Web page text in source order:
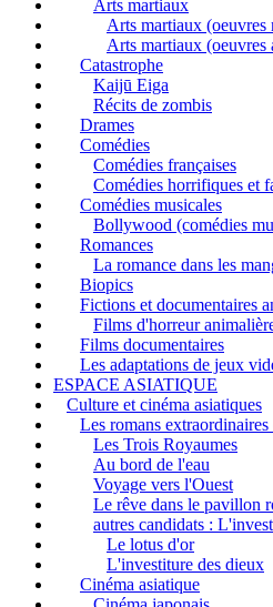
Arts martiaux
Arts martiaux (oeuvres
Arts martiaux (oeuvres
Catastrophe
Kaijū Eiga
Récits de zombis
Drames
Comédies
Comédies françaises
Comédies horrifiques et
Comédies musicales
Bollywood (comédies
Romances
La romance dans les
Biopics
Fictions et documentaires
Films d'horreur
Films documentaires
Les adaptations de jeux
ESPACE ASIATIQUE
Culture et cinéma asiatiques
Les romans
Les Trois Royaumes
Au bord de l'eau
Voyage vers l'Ouest
Le rêve dans le pavillon
autres candidats :
Le lotus d'or
L'investiture des dieux
Cinéma asiatique